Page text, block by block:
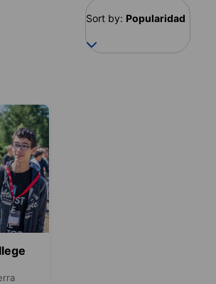
Sort by: Popularidad